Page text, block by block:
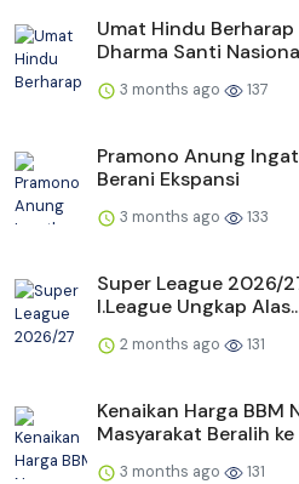
Umat Hindu
Dharma Santi
3 months ago 137
Pramono Anung
Berani Ekspansi
3 months ago 133
Super League 2026/
I.League Ungkap
2 months ago 131
Kenaikan Harga BBM
Masyarakat Beralih ke
3 months ago 131